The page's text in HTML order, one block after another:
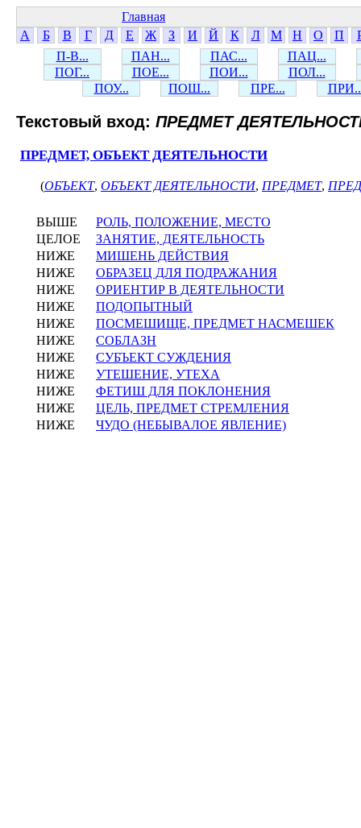
Главная
А
Б В Г Д Е Ж З И Й К Л М Н О П
П-В...
ПАН... ПАС...
ПАЦ...
ПОГ...
ПОЕ... ПОИ...
ПОЛ...
ПОУ...
ПОШ... ПРЕ...
Текстовый вход: ПРЕДМЕТ
ПРЕДМЕТ, ОБЪЕКТ ДЕЯТЕЛЬНОСТИ
(ОБЪЕКТ, ОБЪЕКТ ДЕЯТЕЛЬНОСТИ, ПРЕДМЕТ,
ВЫШЕ
РОЛЬ, ПОЛОЖЕНИЕ, МЕСТО
ЦЕЛОЕ
ЗАНЯТИЕ, ДЕЯТЕЛЬНОСТЬ
НИЖЕ
МИШЕНЬ ДЕЙСТВИЯ
НИЖЕ
ОБРАЗЕЦ ДЛЯ ПОДРАЖАНИЯ
НИЖЕ
ОРИЕНТИР В ДЕЯТЕЛЬНОСТИ
НИЖЕ
ПОДОПЫТНЫЙ
НИЖЕ
ПОСМЕШИЩЕ, ПРЕДМЕТ НАСМЕШЕК
НИЖЕ
СОБЛАЗН
НИЖЕ
СУБЪЕКТ СУЖДЕНИЯ
НИЖЕ
УТЕШЕНИЕ, УТЕХА
НИЖЕ
ФЕТИШ ДЛЯ ПОКЛОНЕНИЯ
НИЖЕ
ЦЕЛЬ, ПРЕДМЕТ СТРЕМЛЕНИЯ
НИЖЕ
ЧУДО (НЕБЫВАЛОЕ ЯВЛЕНИЕ)